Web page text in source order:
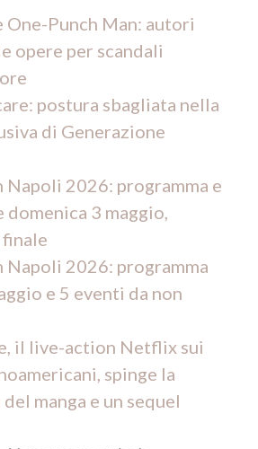
One-Punch Man: autori
opere per scandali
postura sbagliata nella
di Generazione
Napoli 2026: programma e
domenica 3 maggio,
Napoli 2026: programma
e 5 eventi da non
il live-action Netflix sui
spinge la
manga e un sequel